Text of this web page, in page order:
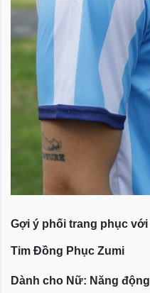
Gợi ý phối trang phục với
Tim Đồng Phục Zumi
Dành cho Nữ: Năng